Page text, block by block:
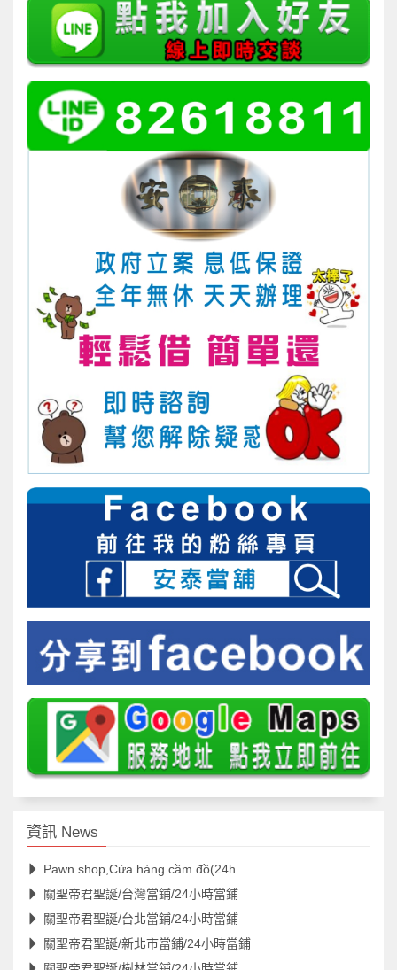
資訊 News
Pawn shop,Cửa hàng cầm đồ(24h
關聖帝君聖誕/台灣當鋪/24小時當鋪
關聖帝君聖誕/台北當鋪/24小時當鋪
關聖帝君聖誕/新北市當鋪/24小時當鋪